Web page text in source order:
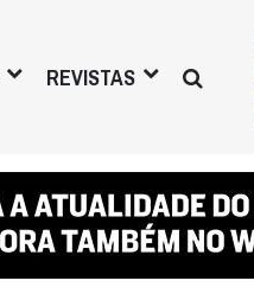
REVISTAS